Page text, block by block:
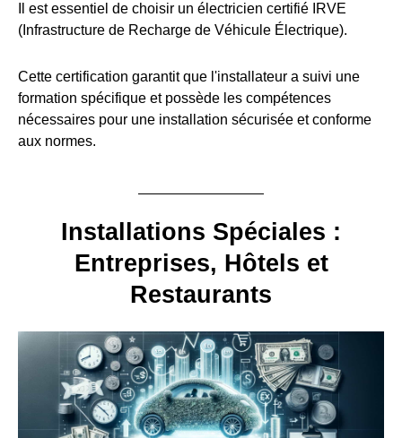
Il est essentiel de choisir un électricien certifié IRVE
(Infrastructure de Recharge de Véhicule Électrique).
Cette certification garantit que l'installateur a suivi une
formation spécifique et possède les compétences
nécessaires pour une installation sécurisée et conforme
aux normes.
Installations Spéciales :
Entreprises, Hôtels et
Restaurants